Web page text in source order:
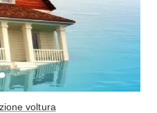
Scale Interni
Ringhiere
Rivestimenti
Ceramica
voltura